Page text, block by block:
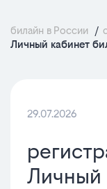
билайн в России /
Личный кабинет
29.07.2026
Личный